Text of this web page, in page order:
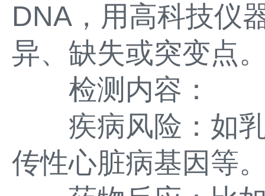
DNA，用高科技仪
异、缺失或突变点
检测内容：
疾病风险：如乳
传性心脏病基因等